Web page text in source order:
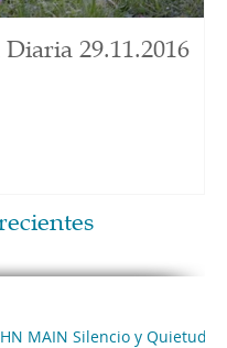
29.11.2016
Silencio y Quietud